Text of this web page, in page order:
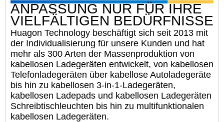
ANPASSUNG NUR FÜR IHRE
VIELFÄLTIGEN BEDÜRFNISSE
Huagon Technology beschäftigt sich seit 2013 mit
der Individualisierung für unsere Kunden und hat
mehr als 300 Arten der Massenproduktion von
kabellosen Ladegeräten entwickelt, von kabellosen
Telefonladegeräten über kabellose Autoladegeräte
bis hin zu kabellosen 3-in-1-Ladegeräten,
kabellosen Ladepads und kabellosen Ladegeräten
Schreibtischleuchten bis hin zu multifunktionalen
kabellosen Ladegeräten.